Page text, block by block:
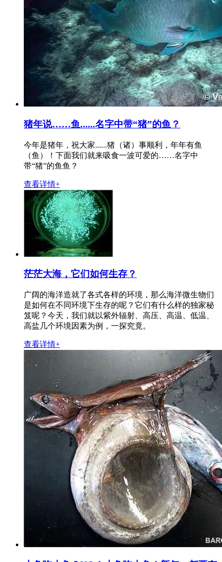
猪年说……鱼......名字中带“猪”的鱼？
今年是猪年，祝大家......猪（诸）事顺利，年年有鱼
（鱼）！下面我们就来吸食一波可爱的……名字中
带“猪”的鱼鱼？
查看详情+
茫茫大海，它们如何生存？
广阔的海洋造就了各式各样的环境，那么海洋微生物们
是如何在不同环境下生存的呢？它们有什么样的独家秘
笈呢？今天，我们就以紫外辐射、高压、高温、低温、
高盐几个环境因素为例，一探究竟。
查看详情+